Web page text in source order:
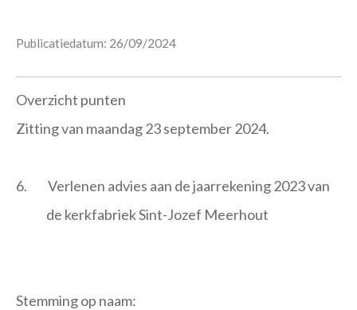
Publicatiedatum: 26/09/2024
Overzicht punten
Zitting van maandag 23 september 2024.
6.
Verlenen advies aan de jaarrekening 2023 van
de kerkfabriek Sint-Jozef Meerhout
Stemming op naam: